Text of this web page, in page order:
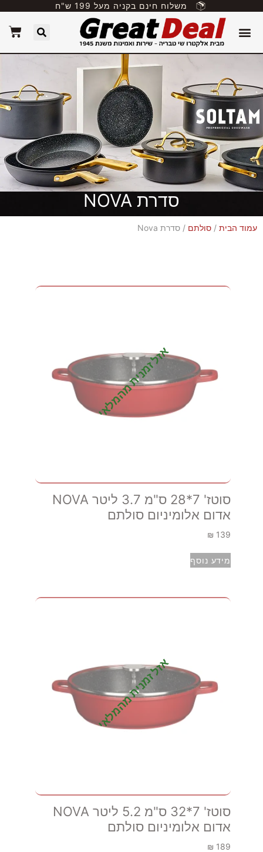
משלוח חינם בקניה מעל 199 ש"ח
סדרת NOVA
עמוד הבית / סולתם / סדרת Nova
אזל זמנית מהמלאי
סוטז' 7*28 ס"מ 3.7 ליטר NOVA
אדום אלומיניום סולתם
139
₪
מידע נוסף
אזל זמנית מהמלאי
סוטז' 7*32 ס"מ 5.2 ליטר NOVA
אדום אלומיניום סולתם
189
₪